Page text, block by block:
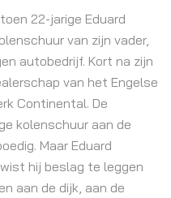
22-jarige Eduard
van zijn vader,
autobedrijf. Kort na zijn
van het Engelse
Continental. De
kolenschuur aan de
Maar Eduard
hij beslag te leggen
aan de dijk, aan de